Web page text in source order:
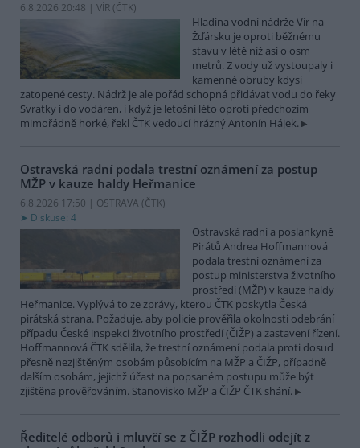
6.8.2026 20:48 | VÍR (ČTK)
Hladina vodní nádrže Vír na
Žďársku je oproti běžnému
stavu v létě níž asi o osm
metrů. Z vody už vystoupaly i
kamenné obruby kdysi
zatopené cesty. Nádrž je ale pořád schopná přidávat vodu do řeky
Svratky i do vodáren, i když je letošní léto oproti předchozím
mimořádně horké, řekl ČTK vedoucí hrázný Antonín Hájek.
Ostravská radní podala trestní oznámení za postup
MŽP v kauze haldy Heřmanice
6.8.2026 17:50 | OSTRAVA (ČTK)
Diskuse: 4
Ostravská radní a poslankyně
Pirátů Andrea Hoffmannová
podala trestní oznámení za
postup ministerstva životního
prostředí (MŽP) v kauze haldy
Heřmanice. Vyplývá to ze zprávy, kterou ČTK poskytla Česká
pirátská strana. Požaduje, aby policie prověřila okolnosti odebrání
případu České inspekci životního prostředí (ČIŽP) a zastavení řízení.
Hoffmannová ČTK sdělila, že trestní oznámení podala proti dosud
přesně nezjištěným osobám působícím na MŽP a ČIŽP, případně
dalším osobám, jejichž účast na popsaném postupu může být
zjištěna prověřováním. Stanovisko MŽP a ČIŽP ČTK shání.
Ředitelé odborů i mluvčí se z ČIŽP rozhodli odejít z